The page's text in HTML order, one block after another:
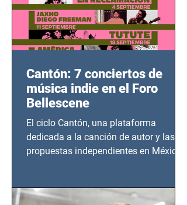
Cantón: 7 conciertos de
música indie en el Foro
Bellescene
El ciclo Cantón, una plataforma
dedicada a la canción de autor y las
propuestas independientes en México,
CDMX), todos los miércoles a partir del